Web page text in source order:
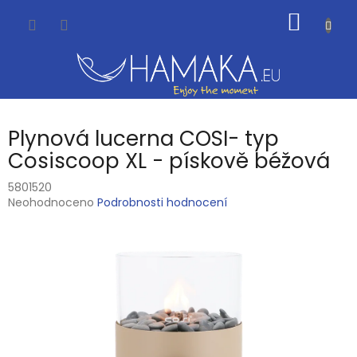
KOŠÍK
Plynová lucerna COSI- typ
Cosiscoop XL - pískově béžová
5801520
Průměrné
Neohodnoceno Podrobnosti hodnocení